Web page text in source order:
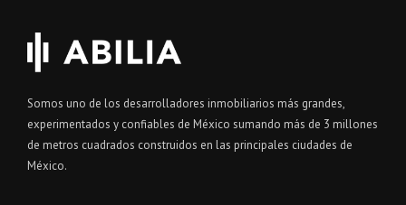
Somos uno de los desarrolladores inmobiliarios más grandes,
experimentados y confiables de México sumando más de 3 millones
de metros cuadrados construidos en las principales ciudades de
México.